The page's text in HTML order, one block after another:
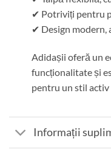
✔ Potriviți pentru
✔ Design
Adidașii oferă un
funcționalitate și
pentru un stil activ
Informații